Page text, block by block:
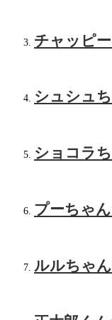
チャッピ
シュシュ
ショコラ
プーちゃ
ルルちゃ